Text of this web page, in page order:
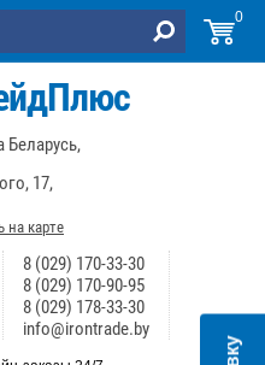
Беларусь,
17,
на карте
8 (029) 170-33-30
8 (029) 170-90-95
8 (029) 178-33-30
info@irontrade.by
0